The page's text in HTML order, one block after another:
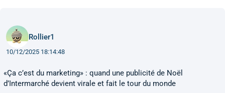
Rollier1
10/12/2025 18:14:48
«Ça c’est du marketing» : quand une publicité de Noël
d’Intermarché devient virale et fait le tour du monde